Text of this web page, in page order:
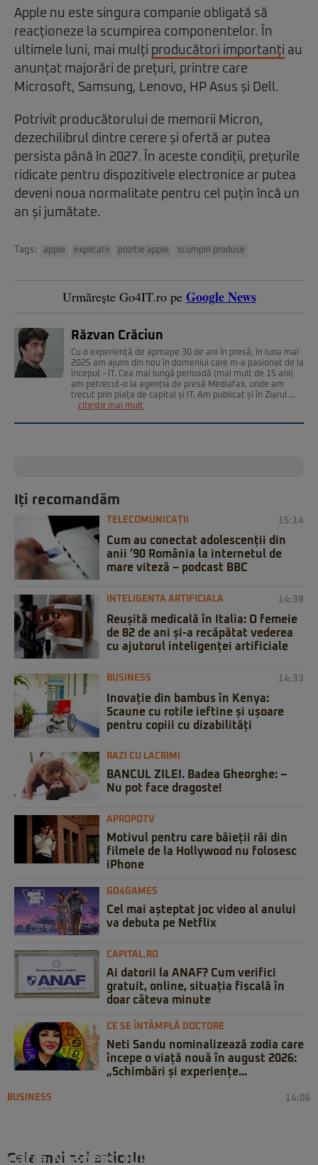
Apple nu este singura companie obligată să
reacționeze la scumpirea componentelor. În
ultimele luni, mai mulți producători importanți au
anunțat majorări de prețuri, printre care
Microsoft, Samsung, Lenovo, HP Asus și Dell.
Potrivit producătorului de memorii Micron,
dezechilibrul dintre cerere și ofertă ar putea
persista până în 2027. În aceste condiții, prețurile
ridicate pentru dispozitivele electronice ar putea
deveni noua normalitate pentru cel puțin încă un
an și jumătate.
Tags: apple explicatii pozitie apple scumpiri produse
Urmărește Go4IT.ro pe Google News
Răzvan Crăciun
Cu o experiență de aproape 30 de ani în presă, în luna mai
2025 am ajuns din nou în domeniul care m-a pasionat de la
început - IT. Cea mai lungă perioadă (mai mult de 15 ani)
am petrecut-o la agenția de presă Mediafax, unde am
trecut prin piața de capital și IT. Am publicat și în Ziarul ...
citește mai mult
Iți recomandăm
TELECOMUNICAȚII 15:14
Cum au conectat adolescenții din
anii ’90 România la internetul de
mare viteză – podcast BBC
INTELIGENTA ARTIFICIALA 14:38
Reușită medicală în Italia: O femeie
de 82 de ani și-a recăpătat vederea
cu ajutorul inteligenței artificiale
BUSINESS 14:33
Inovație din bambus în Kenya:
Scaune cu rotile ieftine și ușoare
pentru copiii cu dizabilități
RAZI CU LACRIMI
BANCUL ZILEI. Badea Gheorghe: –
Nu pot face dragoste!
APROPOTV
Motivul pentru care băieții răi din
filmele de la Hollywood nu folosesc
iPhone
GO4GAMES
Cel mai așteptat joc video al anului
va debuta pe Netflix
CAPITAL.RO
Ai datorii la ANAF? Cum verifici
gratuit, online, situația fiscală în
doar câteva minute
CE SE ÎNTÂMPLĂ DOCTORE
Neti Sandu nominalizează zodia care
începe o viață nouă în august 2026:
„Schimbări și experiențe...
Cele mai noi articole
BUSINESS 14:06
către Naspers. Iulian Stanciu și-a